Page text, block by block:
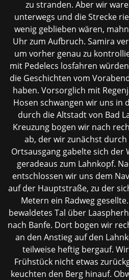
zu stranden. Aber wir
unterwegs und die Strecke
wenig geblieben wären,
Uhr zum Aufbruch. Samira
um vorher genau zu
mit Pedelecs losfahren
die Geschichten vom
haben. Vorsorglich mit
Hosen schwangen wir uns in
durch die Altstadt von Bad
Kreuzung bogen wir nach
ab, der wir zunächst
Ortsausgang gabelte sich der
geradeaus zum Lahnkopf.
entschlossen wir uns dem
auf der Hauptstraße, zu der
Metern ein Radweg
bewaldetes Tal über
nach Banfe. Dort bogen wir
an den Anstieg auf den
teilweise heftig bergauf.
Frühstück nicht etwas
keuchten den Berg hinauf.